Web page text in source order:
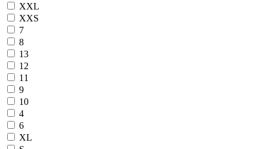
XXL
XXS
7
8
13
12
11
9
10
4
6
XL